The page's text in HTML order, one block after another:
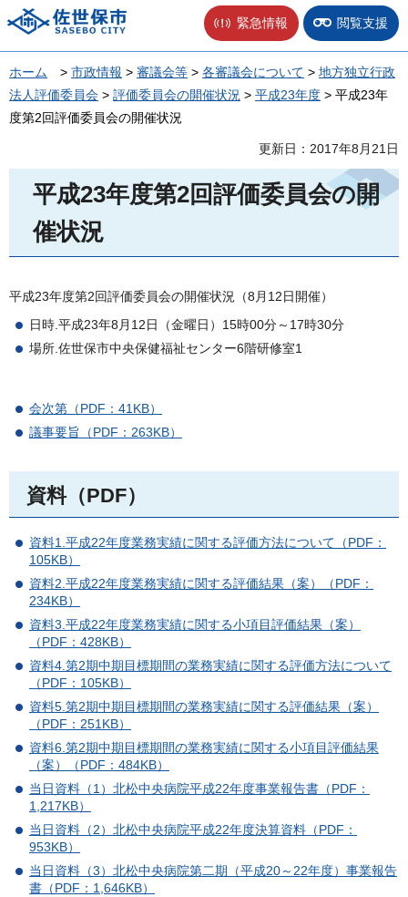
佐世保市 緊急情報 閲覧支援
ホーム > 市政情報 > 審議会等 > 各審議会について > 地方独立行政
法人評価委員会 > 評価委員会の開催状況 > 平成23年度 > 平成23年
度第2回評価委員会の開催状況
更新日：2017年8月21日
平成23年度第2回評価委員会の開
催状況
平成23年度第2回評価委員会の開催状況（8月12日開催）
日時.平成23年8月12日（金曜日）15時00分～17時30分
場所.佐世保市中央保健福祉センター6階研修室1
会次第（PDF：41KB）
議事要旨（PDF：263KB）
資料（PDF）
資料1.平成22年度業務実績に関する評価方法について（PDF：
105KB）
資料2.平成22年度業務実績に関する評価結果（案）（PDF：
234KB）
資料3.平成22年度業務実績に関する小項目評価結果（案）
（PDF：428KB）
資料4.第2期中期目標期間の業務実績に関する評価方法について
（PDF：105KB）
資料5.第2期中期目標期間の業務実績に関する評価結果（案）
（PDF：251KB）
資料6.第2期中期目標期間の業務実績に関する小項目評価結果
（案）（PDF：484KB）
当日資料（1）北松中央病院平成22年度事業報告書（PDF：
1,217KB）
当日資料（2）北松中央病院平成22年度決算資料（PDF：
953KB）
当日資料（3）北松中央病院第二期（平成20～22年度）事業報告
書（PDF：1,646KB）